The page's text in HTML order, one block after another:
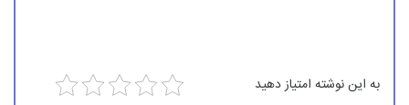
به این نوشته امتیاز دهید